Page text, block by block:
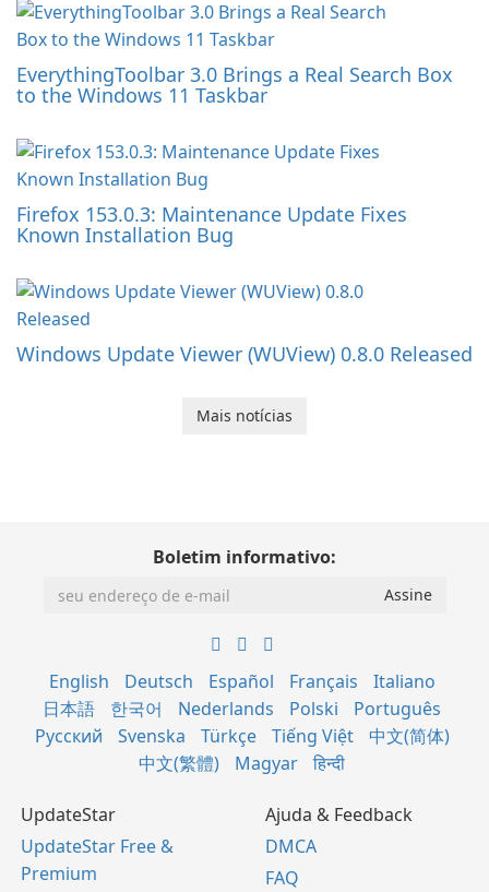
EverythingToolbar 3.0 Brings a Real Search Box
to the Windows 11 Taskbar
Firefox 153.0.3: Maintenance Update Fixes
Known Installation Bug
Windows Update Viewer (WUView) 0.8.0 Released
Mais notícias
Boletim informativo:
English Deutsch Español Français
Italiano
日本語
한국어 Nederlands Polski
Português
Русский
Svenska Türkçe Tiếng Việt
中文(简体)
中文(繁體)
Magyar हिन्दी
UpdateStar
UpdateStar Free &
Premium
Ajuda & Feedback
DMCA
FAQ